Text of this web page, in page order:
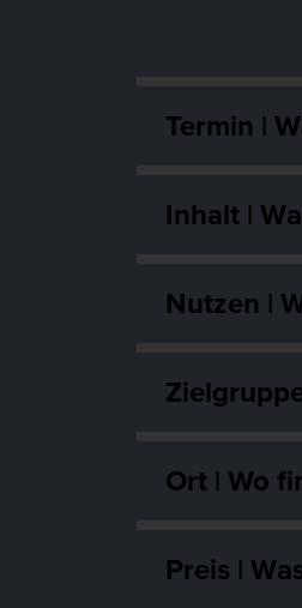
Termin |
Inhalt |
Nutzen |
Ort | Wo
Preis |